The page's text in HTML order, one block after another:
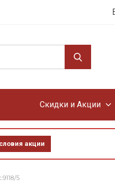
Скидки и Акции
акции
5